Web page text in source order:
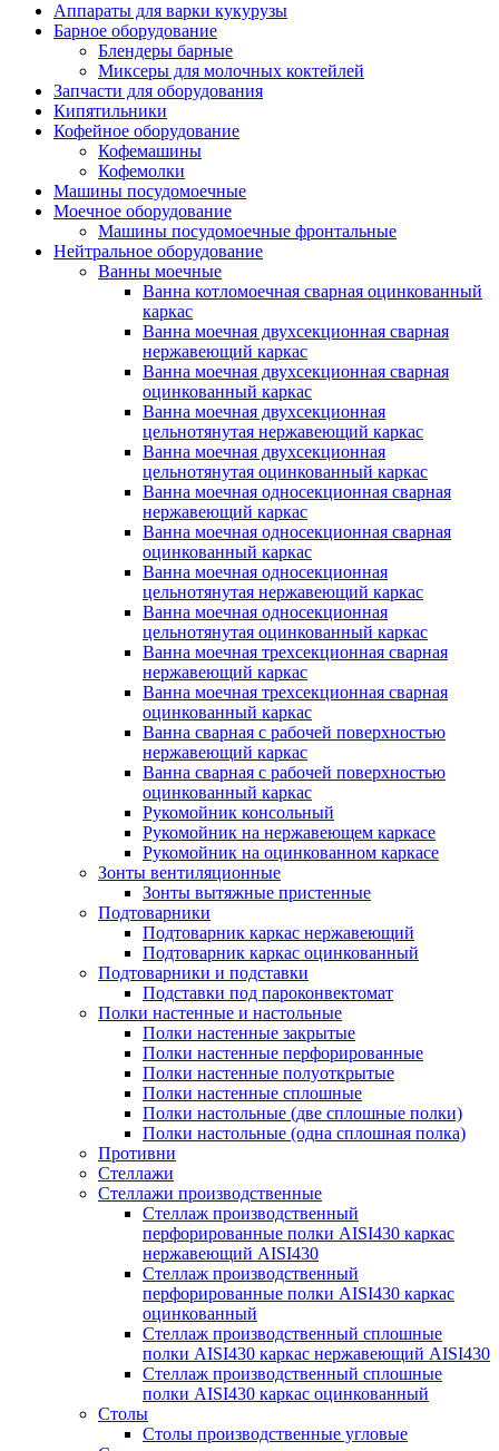
Аппараты для варки кукурузы
Барное оборудование
Блендеры барные
Миксеры для молочных коктейлей
Запчасти для оборудования
Кипятильники
Кофейное оборудование
Кофемашины
Кофемолки
Машины посудомоечные
Моечное оборудование
Машины посудомоечные фронтальные
Нейтральное оборудование
Ванны моечные
Ванна котломоечная сварная оцинкованный
каркас
Ванна моечная двухсекционная сварная
нержавеющий каркас
Ванна моечная двухсекционная сварная
оцинкованный каркас
Ванна моечная двухсекционная
цельнотянутая нержавеющий каркас
Ванна моечная двухсекционная
цельнотянутая оцинкованный каркас
Ванна моечная односекционная сварная
нержавеющий каркас
Ванна моечная односекционная сварная
оцинкованный каркас
Ванна моечная односекционная
цельнотянутая нержавеющий каркас
Ванна моечная односекционная
цельнотянутая оцинкованный каркас
Ванна моечная трехсекционная сварная
нержавеющий каркас
Ванна моечная трехсекционная сварная
оцинкованный каркас
Ванна сварная с рабочей поверхностью
нержавеющий каркас
Ванна сварная с рабочей поверхностью
оцинкованный каркас
Рукомойник консольный
Рукомойник на нержавеющем каркасе
Рукомойник на оцинкованном каркасе
Зонты вентиляционные
Зонты вытяжные пристенные
Подтоварники
Подтоварник каркас нержавеющий
Подтоварник каркас оцинкованный
Подтоварники и подставки
Подставки под пароконвектомат
Полки настенные и настольные
Полки настенные закрытые
Полки настенные перфорированные
Полки настенные полуоткрытые
Полки настенные сплошные
Полки настольные (две сплошные полки)
Полки настольные (одна сплошная полка)
Противни
Стеллажи
Стеллажи производственные
Стеллаж производственный
перфорированные полки AISI430 каркас
нержавеющий AISI430
Стеллаж производственный
перфорированные полки AISI430 каркас
оцинкованный
Стеллаж производственный сплошные
полки AISI430 каркас нержавеющий AISI430
Стеллаж производственный сплошные
полки AISI430 каркас оцинкованный
Столы
Столы производственные угловые